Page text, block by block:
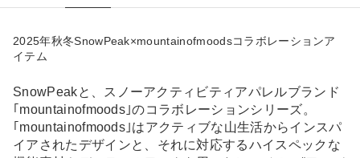
2025年秋冬SnowPeak×mountainofmoodsコラボレーションア
イテム
SnowPeakと、スノーアクティビティアパレルブランド
｢mountainofmoods｣のコラボレーションシリーズ。
｢mountainofmoods｣はアクティブな山生活からインスパ
イアされたデザインと、それに対応するハイスペックな